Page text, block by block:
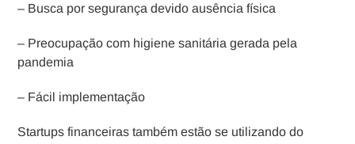
– Busca por segurança devido ausência física
– Preocupação com higiene sanitária gerada pela
pandemia
– Fácil implementação
Startups financeiras também estão se utilizando do